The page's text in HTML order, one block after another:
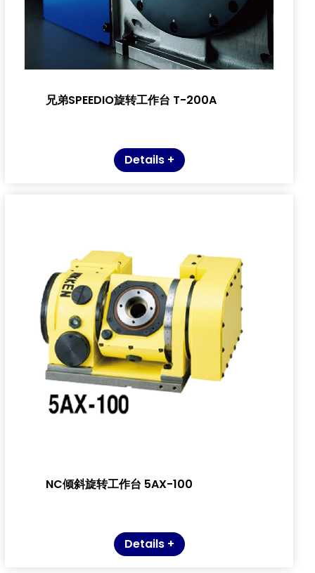
兄弟SPEEDIO旋转工作台 T-200A
Details +
NC倾斜旋转工作台 5AX-100
Details +